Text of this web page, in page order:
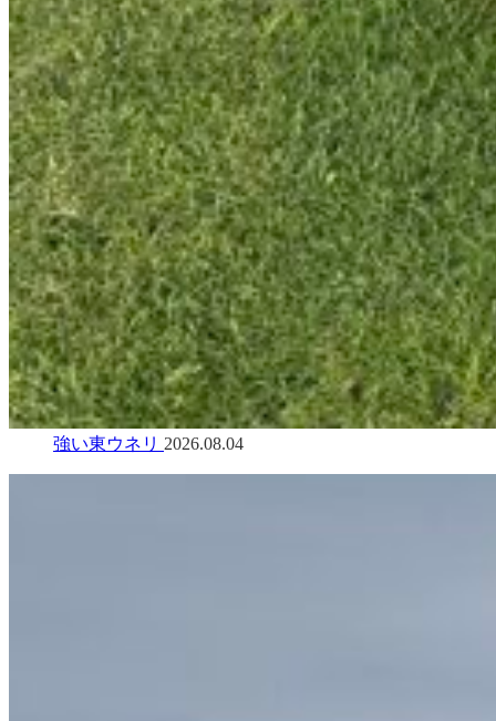
強い東ウネリ 2026.08.04